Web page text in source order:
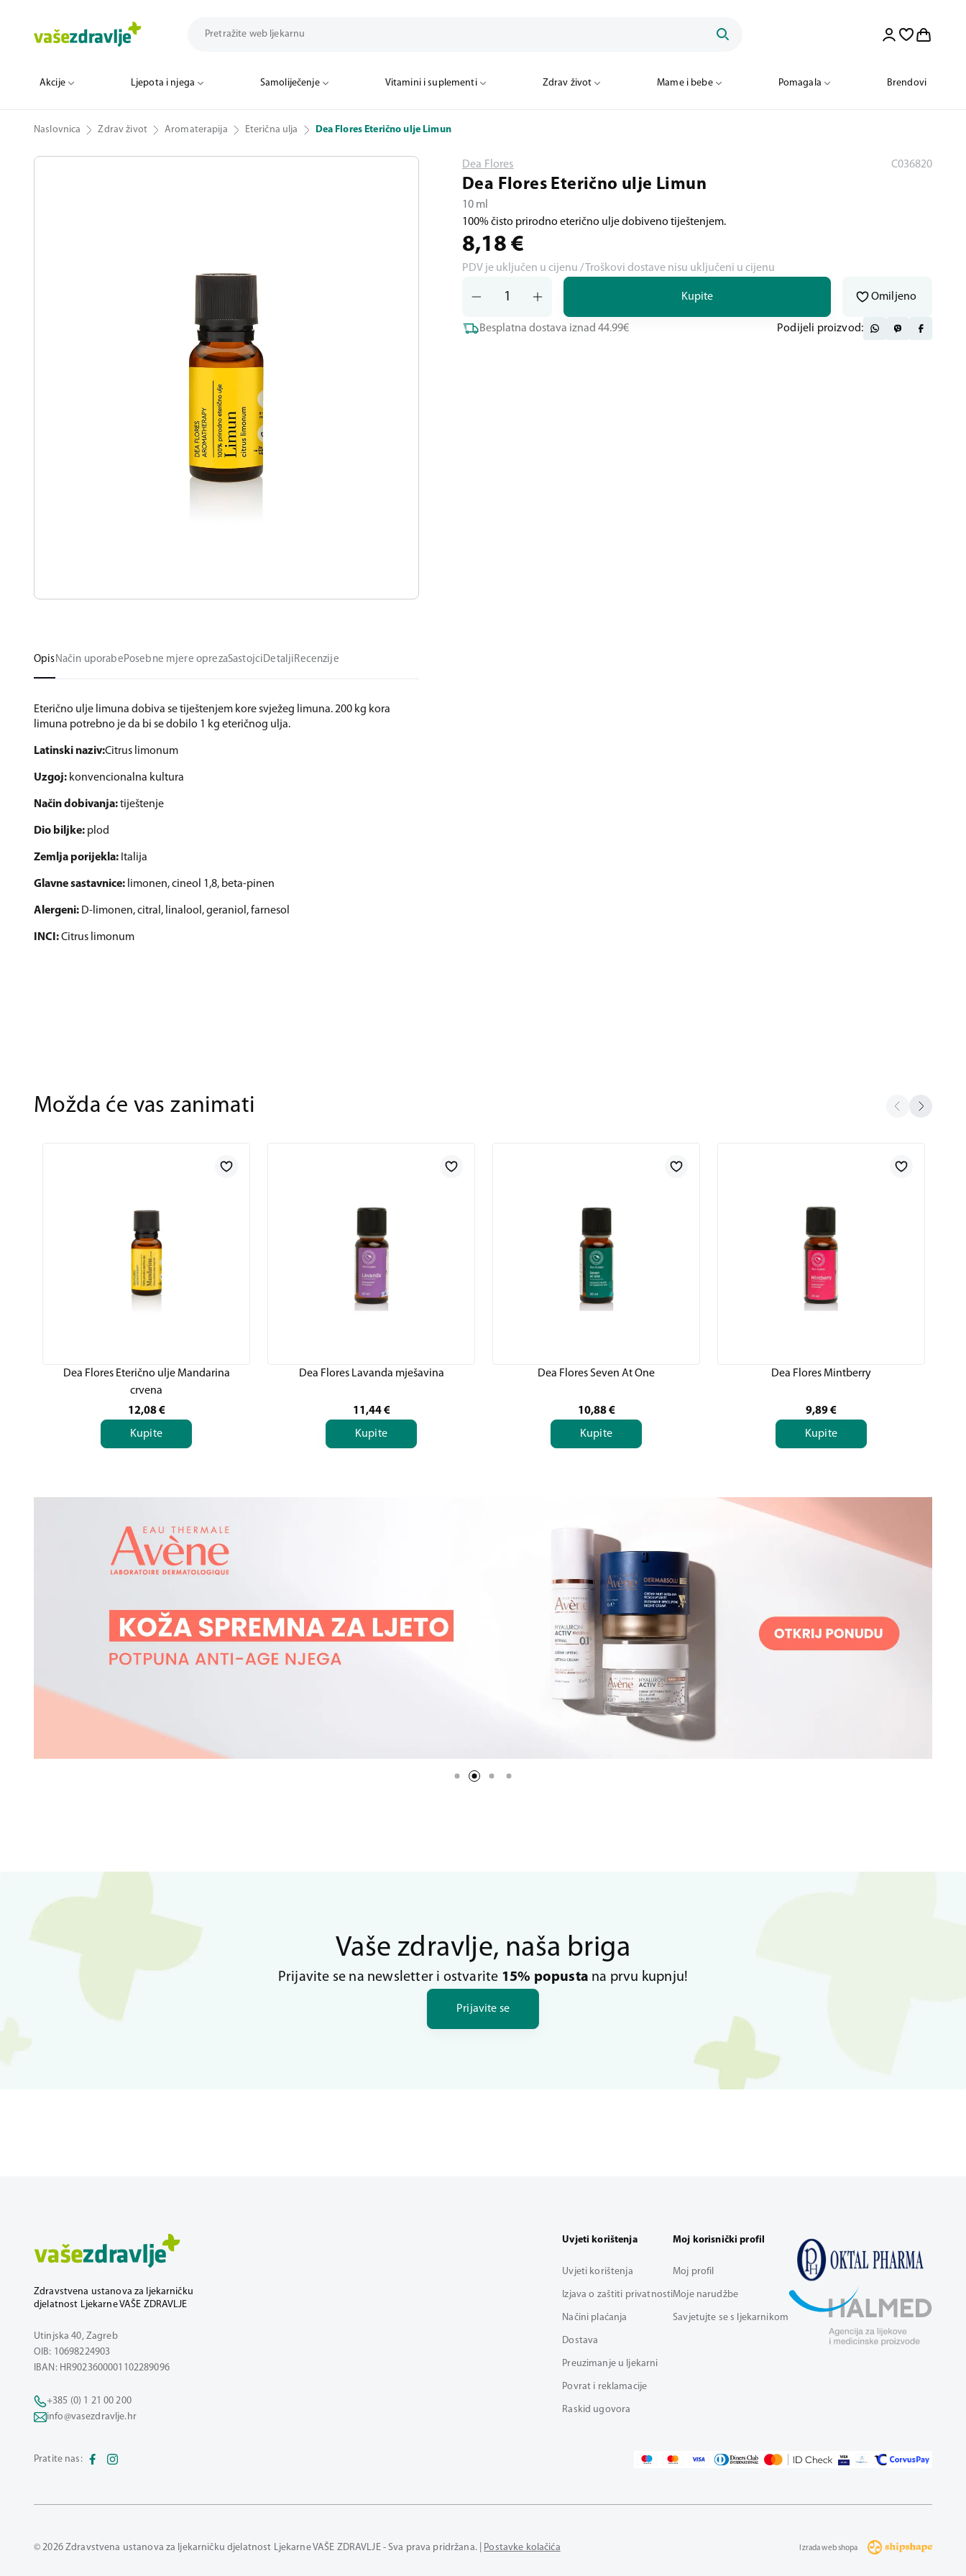
Akcije Ljepota i njega Samoliječenje Vitamini i suplementi Zdrav život Mame i bebe Pomagala Brendovi
Naslovnica Zdrav život Aromaterapija Eterična ulja Dea Flores Eterično ulje Limun
OpisNačin uporabePosebne mjere oprezaSastojciDetaljiRecenzije
Eterično ulje limuna dobiva se tiještenjem kore svježeg limuna. 200 kg kora
limuna potrebno je da bi se dobilo 1 kg eteričnog ulja.
Latinski naziv:Citrus limonum
Uzgoj: konvencionalna kultura
Način dobivanja:tiještenje
Dio biljke: plod
Zemlja porijekla: Italija
Glavne sastavnice: limonen, cineol 1,8, beta-pinen
Alergeni: D-limonen, citral, linalool, geraniol, farnesol
INCI:Citrus limonum
Dea Flores C036820
Dea Flores Eterično ulje Limun
10 ml
100% čisto prirodno eterično ulje dobiveno tiještenjem.
8,18 €
PDV je uključen u cijenu / Troškovi dostave nisu uključeni u cijenu
Kupite Omiljeno
Besplatna dostava iznad 44.99€ Podijeli proizvod:
Možda će vas zanimati
Dea Flores Eterično ulje Mandarina
crvena
12,08 €
Kupite
Dea Flores Lavanda mješavina
11,44 €
Kupite
Dea Flores Seven At One
10,88 €
Kupite
Dea Flores Mintberry
9,89€
Kupite
Vaše zdravlje, naša briga
Prijavite se na newsletter i ostvarite 15% popusta na prvu kupnju!
Prijavite se
Zdravstvena ustanova za ljekarničku
djelatnost Ljekarne VAŠE ZDRAVLJE
Utinjska 40, Zagreb
OIB: 10698224903
IBAN: HR9023600001102289096
+385 (0) 1 21 00 200
info@vasezdravlje.hr
Uvjeti korištenja
Uvjeti korištenja
Izjava o zaštiti privatnosti
Načini plaćanja
Dostava
Preuzimanje u ljekarni
Povrat i reklamacije
Raskid ugovora
Moj korisnički profil
Moj profil
Moje narudžbe
Savjetujte se s ljekarnikom
Pratite nas:
© 2026 Zdravstvena ustanova za ljekarničku djelatnost Ljekarne VAŠE ZDRAVLJE - Sva prava pridržana. | Postavke kolačića Izrada web shopa